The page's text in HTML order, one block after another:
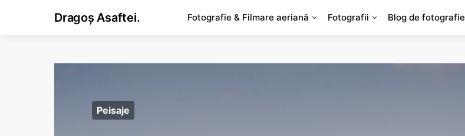
Dragoș Asaftei. Fotografie & Filmare aeriană Fotografii Blog de fotografie
Peisaje